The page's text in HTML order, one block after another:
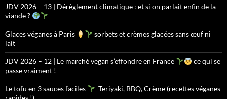
JDV 2026 – 13 | Dérèglement climatique : et si on parlait enfin de la
viande ?
Glaces véganes à Paris
sorbets et crèmes glacées sans œuf ni
lait
JDV 2026 – 12 | Le marché vegan s’effondre en France
ce qui se
passe vraiment !
Le tofu en 3 sauces faciles
Teriyaki, BBQ, Crème (recettes véganes